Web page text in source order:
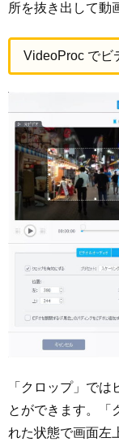
所を抜き出して動
VideoProc でビ
「クロップ」で
とができます。「
れた状態で画面左